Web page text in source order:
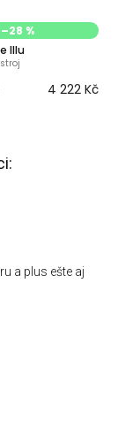
–28 %
Illu
4 222 Kč
a plus ešte aj